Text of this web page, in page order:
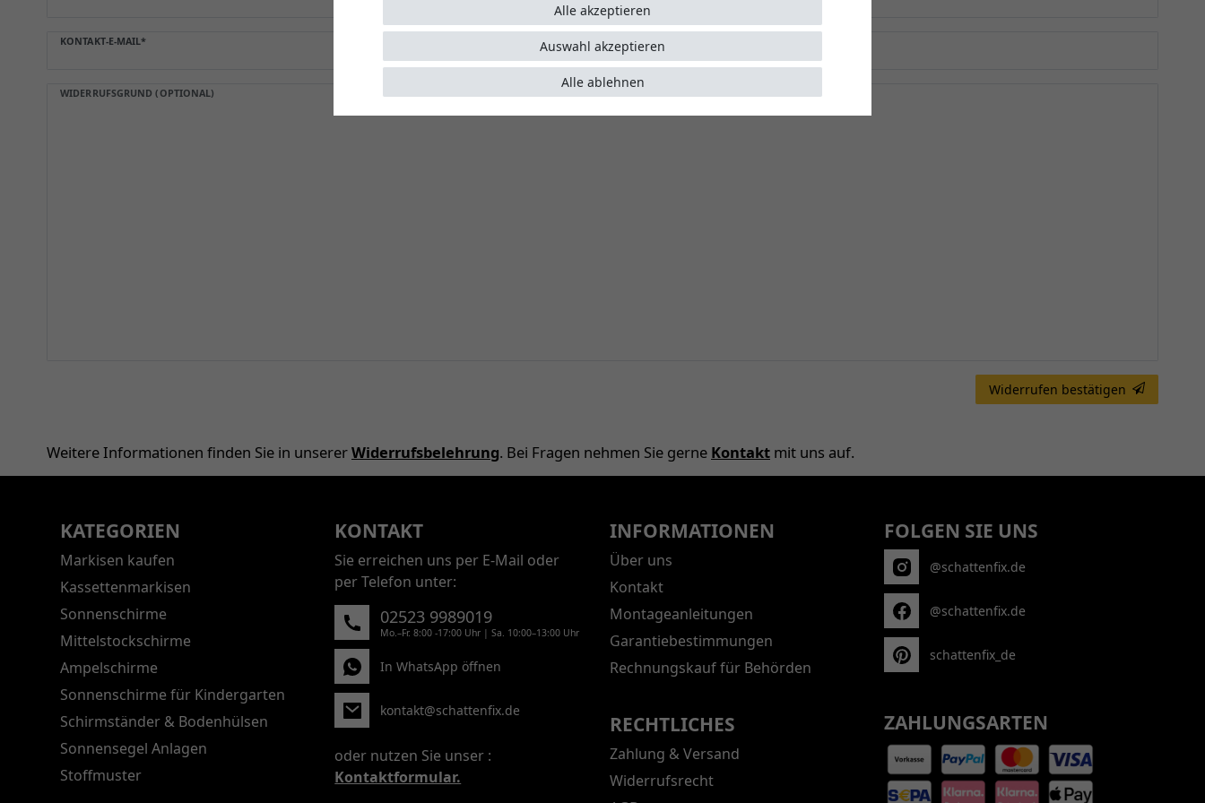
KONTAKT-E-MAIL*
WIDERRUFSGRUND (OPTIONAL)
Widerrufen bestätigen
Weitere Informationen finden Sie in unsererWiderrufsbelehrung. Bei Fragen nehmen Sie gerne Kontakt mit uns auf.
KATEGORIEN
Markisen kaufen
Kassettenmarkisen
Sonnenschirme
Mittelstockschirme
Ampelschirme
Sonnenschirme für Kindergarten
Schirmständer & Bodenhülsen
Sonnensegel Anlagen
Stoffmuster
KONTAKT
Sie erreichen uns per E-Mail oder
per Telefon unter:
02523 9989019
Mo.–Fr. 8:00 -17:00 Uhr | Sa. 10:00–13:00 Uhr
In WhatsApp öffnen
kontakt@schattenfix.de
oder nutzen Sie unser :
Kontaktformular.
INFORMATIONEN
Über uns
Kontakt
Montageanleitungen
Garantiebestimmungen
Rechnungskauf für Behörden
RECHTLICHES
Zahlung & Versand
Widerrufsrecht
FOLGEN SIE UNS
@schattenfix.de
@schattenfix.de
schattenfix_de
ZAHLUNGSARTEN
Alle akzeptieren
Alle ablehnen
Auswahl akzeptieren